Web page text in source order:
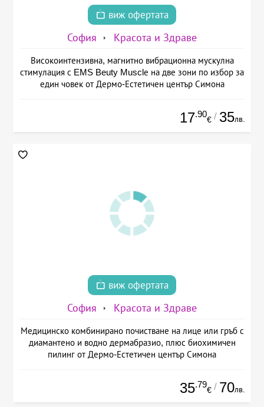
виж офертата
София Красота и Здраве
Високоинтензивна, магнитно вибрационна мускулна
стимулация с EMS Beuty Musclе на две зони по избор за
един човек от Дермо-Естетичен център Симона
17.90
€ / 35лв.
виж офертата
София Красота и Здраве
Медицинско комбинирано почистване на лице или гръб с
диамантено и водно дермабразио, плюс биохимичен
пилинг от Дермо-Естетичен център Симона
35.79
€ / 70лв.